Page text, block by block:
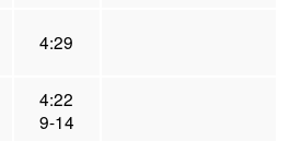
4:29
4:22
9-14